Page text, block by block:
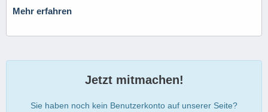
Mehr erfahren
Jetzt mitmachen!
Sie haben noch kein Benutzerkonto auf unserer Seite?